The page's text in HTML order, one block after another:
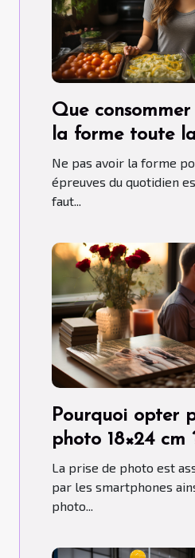
Que
la forme toute
Ne pas avoir la forme
épreuves du quotidien
faut...
Pourquoi opter
photo 18×24 cm
La prise de photo est
par les smartphones
photo...